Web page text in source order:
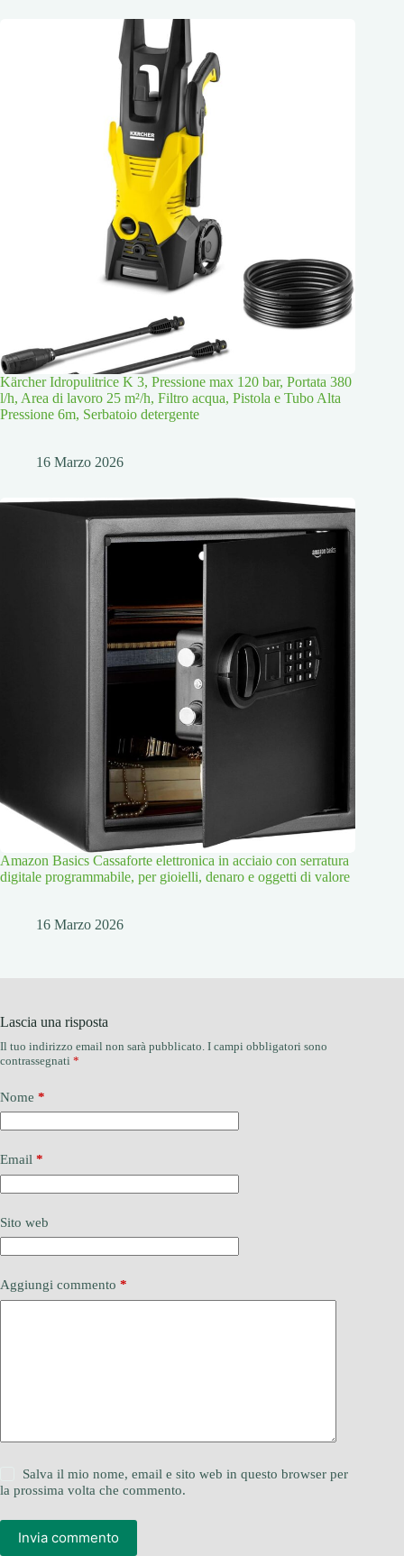
Kärcher Idropulitrice K 3, Pressione max 120 bar, Portata 380
l/h, Area di lavoro 25 m²/h, Filtro acqua, Pistola e Tubo Alta
Pressione 6m, Serbatoio detergente
16 Marzo 2026
Amazon Basics Cassaforte elettronica in acciaio con serratura
digitale programmabile, per gioielli, denaro e oggetti di valore
16 Marzo 2026
Lascia una risposta
Il tuo indirizzo email non sarà pubblicato. I campi obbligatori sono
contrassegnati *
Nome *
Email *
Sito web
Aggiungi commento *
Salva il mio nome, email e sito web in questo browser per
la prossima volta che commento.
Invia commento